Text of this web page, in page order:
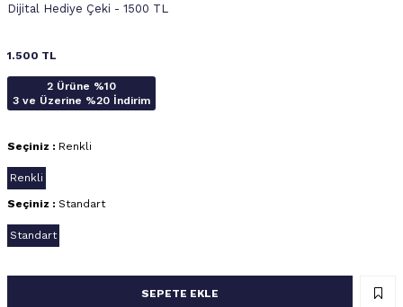
Dijital Hediye Çeki - 1500 TL
1.500 TL
2 Ürüne %10
3 ve Üzerine %20 İndirim
Seçiniz : Renkli
Renkli
Seçiniz : Standart
Standart
SEPETE EKLE